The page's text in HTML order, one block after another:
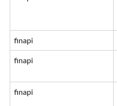
finapi
finapi
finapi